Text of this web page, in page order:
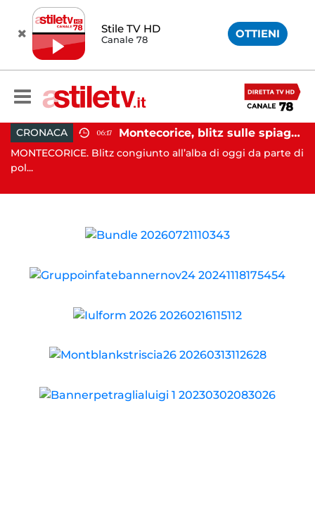
Stile TV HD
Canale 78 OTTIENI
CRONACA 06:17 Montecorice, blitz sulle spiagge libere: sequestrati oltre 300 ombrelloni e lettini lasciati sull’arenile
MONTECORICE. Blitz congiunto all’alba di oggi da parte di
pol...